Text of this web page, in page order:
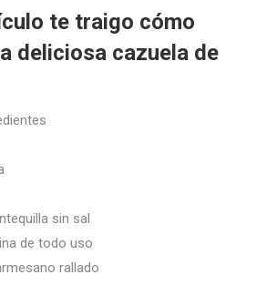
te traigo cómo
deliciosa cazuela de
sin sal
de todo uso
rallado